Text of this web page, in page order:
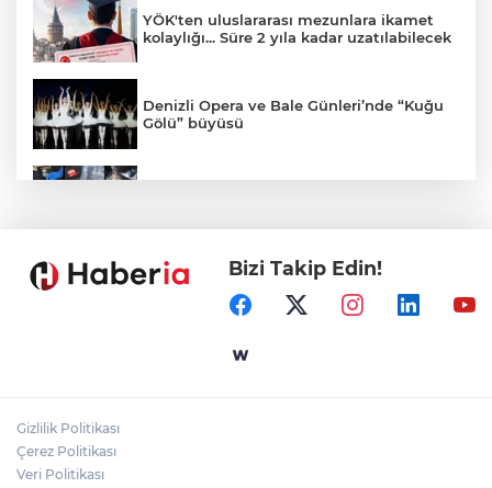
YÖK'ten uluslararası mezunlara ikamet
kolaylığı... Süre 2 yıla kadar uzatılabilecek
Denizli Opera ve Bale Günleri’nde “Kuğu
Gölü” büyüsü
Marmara Adası açıklarında arızalanan
tekne kurtarıldı
Edirne Keşan'da Önkal Kılavuz'dan
Bizi Takip Edin!
Gizlilik Politikası
Çerez Politikası
Veri Politikası